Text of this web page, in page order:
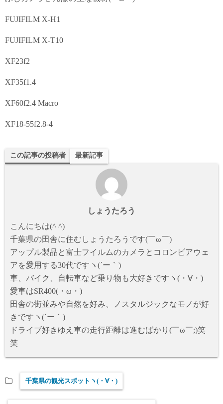
FUJIFILM X-H1
FUJIFILM X-T10
XF23f2
XF35f1.4
XF60f2.4 Macro
XF18-55f2.8-4
この記事の投稿者 最新記事
しょうたろう
こんにちは(^ ^)
千葉県の田舎に住むしょうたろうです(￣ω￣)
アップル製品と富士フイルムのカメラとコロンビアウェ
アを愛用する30代ですヽ(´ー｀)
車、バイク、自転車など乗り物も大好きですヽ(・∀・)
愛車はSR400(・ω・)
田舎の街並みや自然を好み、ノスタルジックなモノが好
きですヽ(´ー｀)
ドライブ好きゆえ車の走行距離は進むばかり(￣ω￣;)笑
笑
千葉県の観光スポットヽ(・∀・)